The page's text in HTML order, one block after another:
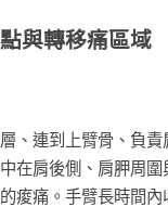
與轉移痛區域
、連到上臂骨、負責
在肩後側、肩胛周圍
痠痛。手臂長時間內